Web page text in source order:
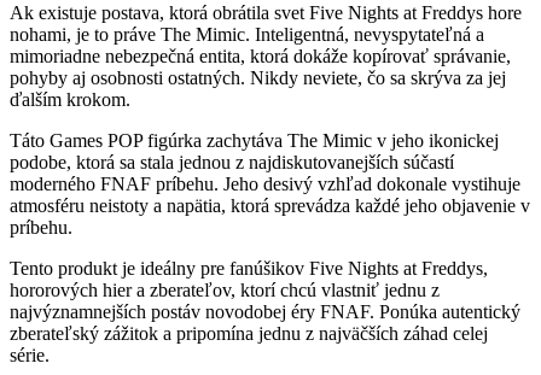
Ak existuje postava, ktorá obrátila svet Five Nights at Freddys hore
nohami, je to práve The Mimic. Inteligentná, nevyspytateľná a
mimoriadne nebezpečná entita, ktorá dokáže kopírovať správanie,
pohyby aj osobnosti ostatných. Nikdy neviete, čo sa skrýva za jej
ďalším krokom.
Táto Games POP figúrka zachytáva The Mimic v jeho ikonickej
podobe, ktorá sa stala jednou z najdiskutovanejších súčastí
moderného FNAF príbehu. Jeho desivý vzhľad dokonale vystihuje
atmosféru neistoty a napätia, ktorá sprevádza každé jeho objavenie v
príbehu.
Tento produkt je ideálny pre fanúšikov Five Nights at Freddys,
hororových hier a zberateľov, ktorí chcú vlastniť jednu z
najvýznamnejších postáv novodobej éry FNAF. Ponúka autentický
zberateľský zážitok a pripomína jednu z najväčších záhad celej
série.